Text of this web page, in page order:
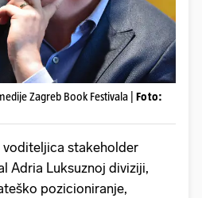
Zagreb Book Festivala | Foto:
voditeljica stakeholder
Adria Luksuznoj diviziji,
pozicioniranje,